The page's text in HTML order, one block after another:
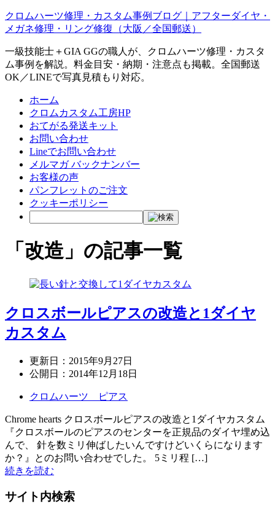
クロムハーツ修理・カスタム事例ブログ｜アフターダイヤ・
メガネ修理・リング修復（大阪／全国郵送）
一級技能士＋GIA GGの職人が、クロムハーツ修理・カスタ
ム事例を解説。料金目安・納期・注意点も掲載。全国郵送
OK／LINEで写真見積もり対応。
ホーム
クロムカスタム工房HP
おてがる発送キット
お問い合わせ
Lineでお問い合わせ
メルマガ バックナンバー
お客様の声
パンフレットのご注文
クッキーポリシー
「改造」の記事一覧
クロスボールピアスの改造と1ダイヤ
カスタム
更新日： 2015年9月27日
公開日： 2014年12月18日
クロムハーツ ピアス
Chrome hearts クロスボールピアスの改造と1ダイヤカスタム
『クロスボールのピアスのセンターを正規品のダイヤ埋め込
んで、 針を数ミリ伸ばしたいんですけどいくらになります
か？』とのお問い合わせでした。 5ミリ程 […]
続きを読む
サイト内検索